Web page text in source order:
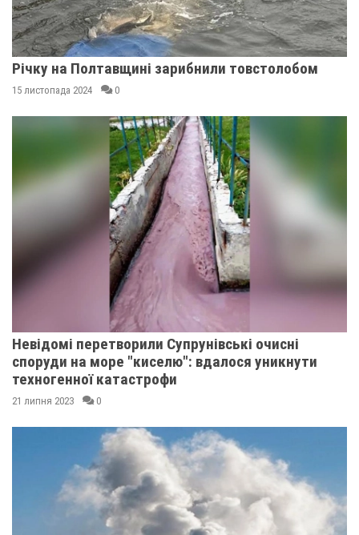
Річку на Полтавщині зарибнили товстолобом
15 листопада 2024 0
Невідомі перетворили Супрунівські очисні
споруди на море "киселю": вдалося уникнути
техногенної катастрофи
21 липня 2023 0